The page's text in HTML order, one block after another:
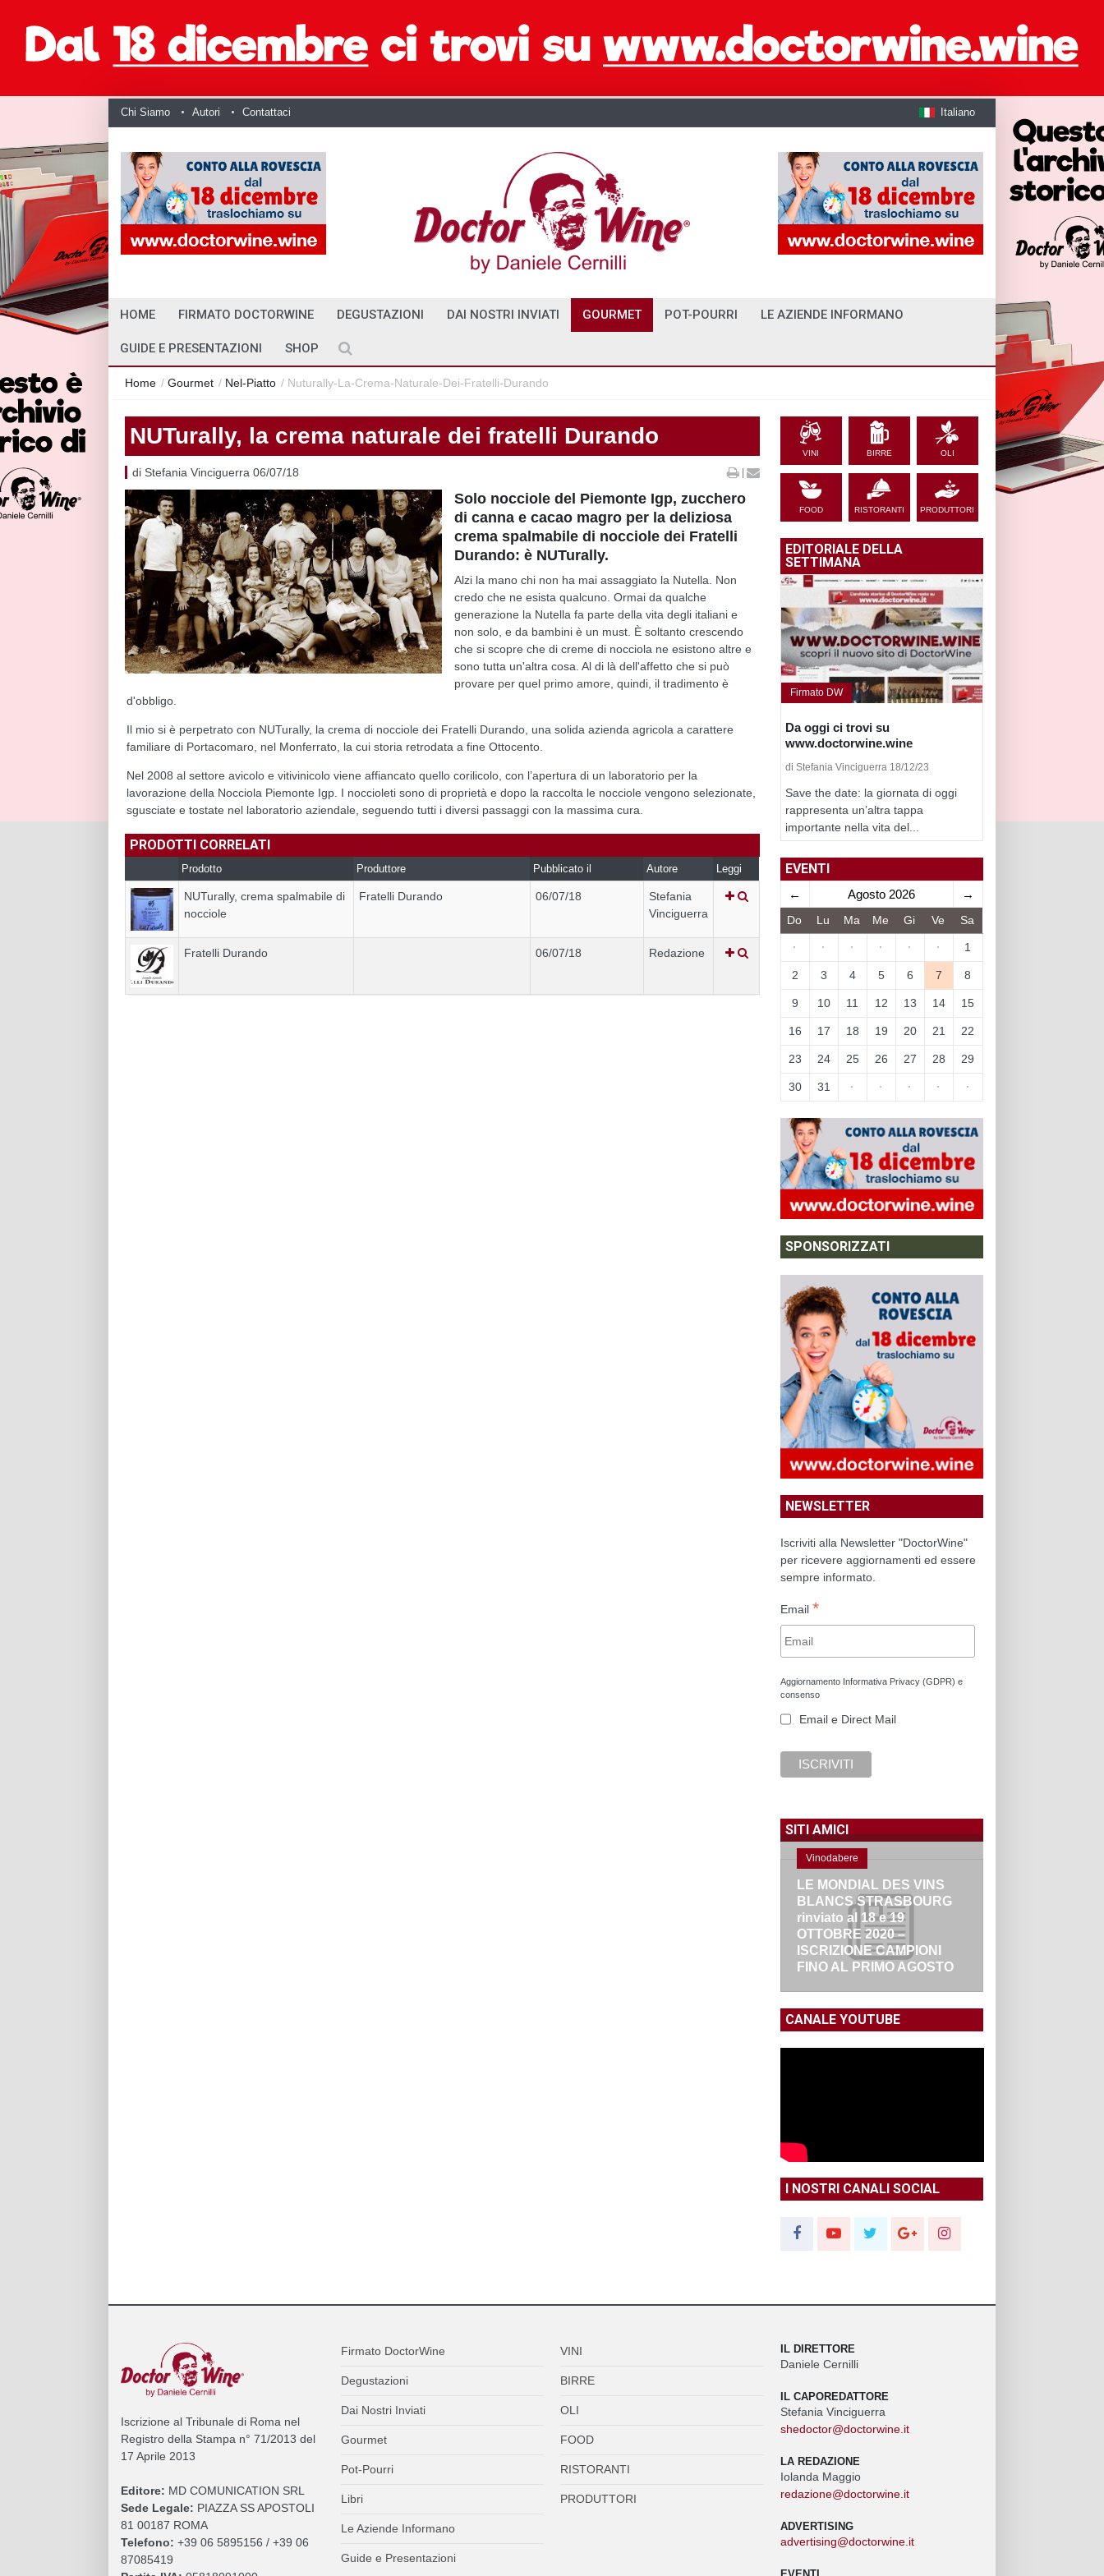
Chi Siamo Autori Contattaci Italiano
HOME FIRMATO DOCTORWINE DEGUSTAZIONI DAI NOSTRI INVIATI GOURMET POT-POURRI LE AZIENDE INFORMANO
GUIDE E PRESENTAZIONI SHOP
Home / Gourmet / Nel-Piatto / Nuturally-La-Crema-Naturale-Dei-Fratelli-Durando
NUTurally, la crema naturale dei fratelli Durando
di Stefania Vinciguerra 06/07/18 |
Solo nocciole del Piemonte Igp, zucchero
di canna e cacao magro per la deliziosa
crema spalmabile di nocciole dei Fratelli
Durando: è NUTurally.
Alzi la mano chi non ha mai assaggiato la Nutella. Non
credo che ne esista qualcuno. Ormai da qualche
generazione la Nutella fa parte della vita degli italiani e
non solo, e da bambini è un must. È soltanto crescendo
che si scopre che di creme di nocciola ne esistono altre e
sono tutta un'altra cosa. Al di là dell'affetto che si può
provare per quel primo amore, quindi, il tradimento è
d'obbligo.
Il mio si è perpetrato con NUTurally, la crema di nocciole dei Fratelli Durando, una solida azienda agricola a carattere
familiare di Portacomaro, nel Monferrato, la cui storia retrodata a fine Ottocento.
Nel 2008 al settore avicolo e vitivinicolo viene affiancato quello corilicolo, con l’apertura di un laboratorio per la
lavorazione della Nocciola Piemonte Igp. I noccioleti sono di proprietà e dopo la raccolta le nocciole vengono selezionate,
sgusciate e tostate nel laboratorio aziendale, seguendo tutti i diversi passaggi con la massima cura.
PRODOTTI CORRELATI
Prodotto Produttore Pubblicato il Autore Leggi
NUTurally, crema spalmabile di
nocciole
Fratelli Durando 06/07/18
Stefania
Vinciguerra
Fratelli Durando 06/07/18 Redazione
VINI BIRRE OLI
FOOD RISTORANTI PRODUTTORI
EDITORIALE DELLA
SETTIMANA
Firmato DW
Da oggi ci trovi su
www.doctorwine.wine
di Stefania Vinciguerra 18/12/23
Save the date: la giornata di oggi
rappresenta un’altra tappa
importante nella vita del...
EVENTI
← Agosto 2026 →
Do Lu Ma Me Gi Ve Sa
· · · · · · 1
2 3 4 5 6 7 8
9 10 11 12 13 14 15
16 17 18 19 20 21 22
23 24 25 26 27 28 29
30 31 · · · · ·
SPONSORIZZATI
NEWSLETTER
Iscriviti alla Newsletter "DoctorWine"
per ricevere aggiornamenti ed essere
sempre informato.
Email *
Aggiornamento Informativa Privacy (GDPR) e
consenso
Email e Direct Mail
SITI AMICI
Vinodabere
LE MONDIAL DES VINS
BLANCS STRASBOURG
rinviato al 18 e 19
OTTOBRE 2020 –
ISCRIZIONE CAMPIONI
FINO AL PRIMO AGOSTO
CANALE YOUTUBE
I NOSTRI CANALI SOCIAL
Iscrizione al Tribunale di Roma nel
Registro della Stampa n° 71/2013 del
17 Aprile 2013
Editore: MD COMUNICATION SRL
Sede Legale: PIAZZA SS APOSTOLI
81 00187 ROMA
Telefono: +39 06 5895156 / +39 06
87085419
Firmato DoctorWine
Degustazioni
Dai Nostri Inviati
Gourmet
Pot-Pourri
Libri
Le Aziende Informano
Guide e Presentazioni
VINI
BIRRE
OLI
FOOD
RISTORANTI
PRODUTTORI
IL DIRETTORE
Daniele Cernilli
IL CAPOREDATTORE
Stefania Vinciguerra
shedoctor@doctorwine.it
LA REDAZIONE
Iolanda Maggio
redazione@doctorwine.it
ADVERTISING
advertising@doctorwine.it